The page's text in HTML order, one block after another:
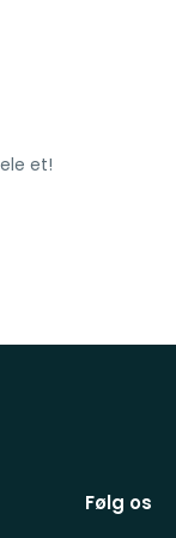
et!
Følg os